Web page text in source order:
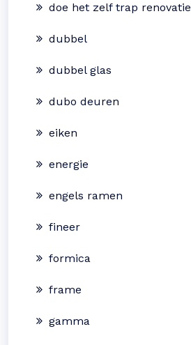
doe het zelf trap renovatie
dubbel
dubbel glas
dubo deuren
eiken
energie
engels ramen
fineer
formica
frame
gamma